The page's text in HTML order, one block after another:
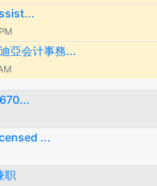
亞会计事務...
...
职